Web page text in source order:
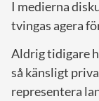
I medierna
tvingas agera
Aldrig tidigare
så känsligt
representera